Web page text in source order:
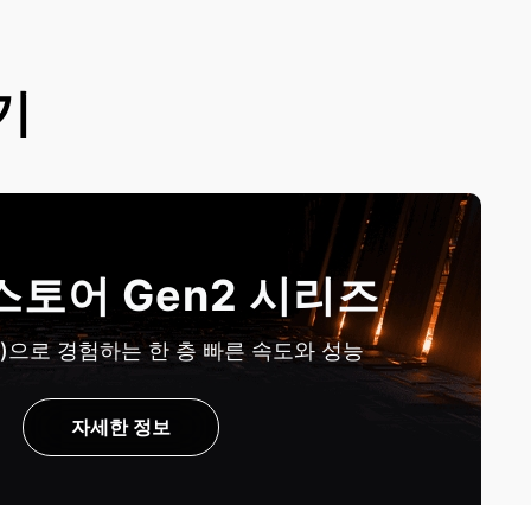
토어 Gen2 시리즈
로 경험하는 한 층 빠른 속도와 성능
자세한 정보